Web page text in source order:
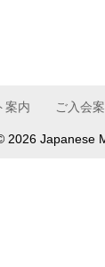
案内 ご入会
2026 Japanese